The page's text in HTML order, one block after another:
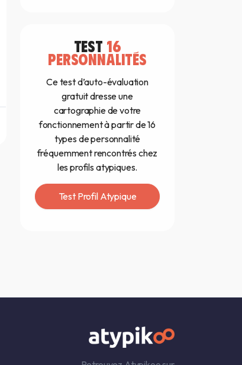
TEST 16
PERSONNALITÉS
Ce test d’auto-évaluation
gratuit dresse une
cartographie de votre
fonctionnement à partir de 16
types de personnalité
fréquemment rencontrés chez
les profils atypiques.
Test Profil Atypique